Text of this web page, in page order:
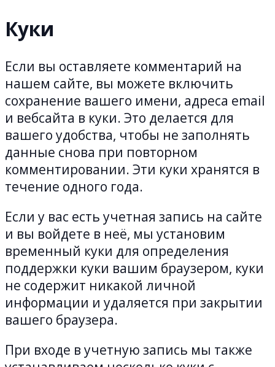
Куки
Если вы оставляете комментарий на
нашем сайте, вы можете включить
сохранение вашего имени, адреса email
и вебсайта в куки. Это делается для
вашего удобства, чтобы не заполнять
данные снова при повторном
комментировании. Эти куки хранятся в
течение одного года.
Если у вас есть учетная запись на сайте
и вы войдете в неё, мы установим
временный куки для определения
поддержки куки вашим браузером, куки
не содержит никакой личной
информации и удаляется при закрытии
вашего браузера.
При входе в учетную запись мы также